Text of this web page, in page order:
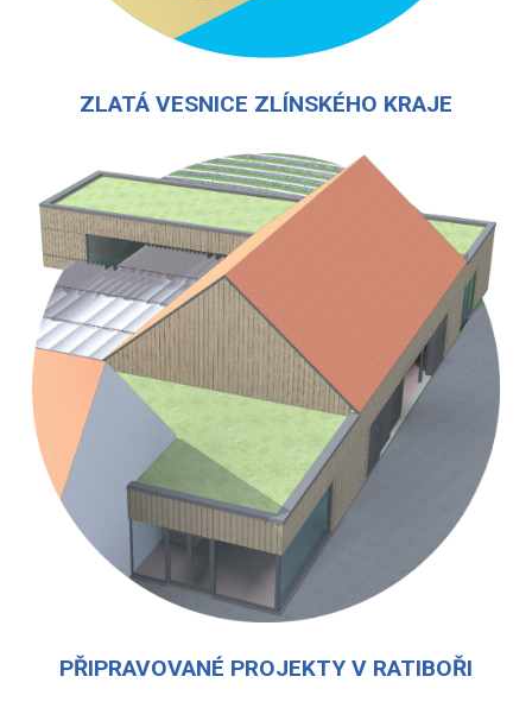
ZLATÁ VESNICE ZLÍNSKÉHO KRAJE
PŘIPRAVOVANÉ PROJEKTY V RATIBOŘI